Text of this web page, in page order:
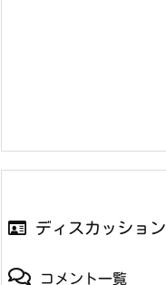
ディスカッション
コメント一覧